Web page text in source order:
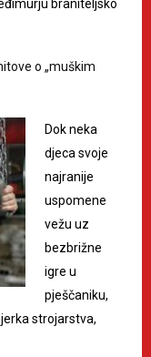
braniteljsko
o „muškim
Dok neka
djeca svoje
najranije
uspomene
vežu uz
bezbrižne
igre u
pješčaniku,
strojarstva,